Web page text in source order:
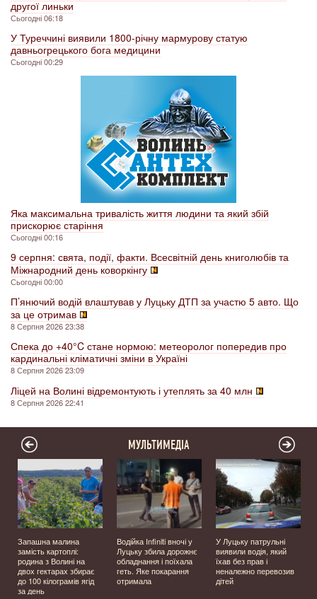
другої линьки
Сьогодні 06:18
У Туреччині виявили 1800-річну мармурову статую
давньогрецького бога медицини
Сьогодні 00:29
Яка максимальна тривалість життя людини та який збій
прискорює старіння
Сьогодні 00:16
9 серпня: свята, події, факти. Всесвітній день книголюбів та
Міжнародний день коворкінгу
Сьогодні 00:00
П’янючий водій влаштував у Луцьку ДТП за участю 5 авто. Що
за це отримав
8 Серпня 2026 23:38
Спека до +40°C стане нормою: метеоролог попередив про
кардинальні кліматичні зміни в Україні
8 Серпня 2026 23:09
Ліцей на Волині відремонтують і утеплять за 40 млн
8 Серпня 2026 22:41
МУЛЬТИМЕДІА
Запашна малина
замість картоплі:
родина з Волині на
двох гектарах збирає
до 100 кілограмів ягід
за день
Водійка Infiniti вночі у
Луцьку збила дорожнє
обладнання і поїхала
геть. Яке покарання
отримала
У Луцьку патрульні
виявили водія, який
їхав без прав і
неналежно перевозив
дітей